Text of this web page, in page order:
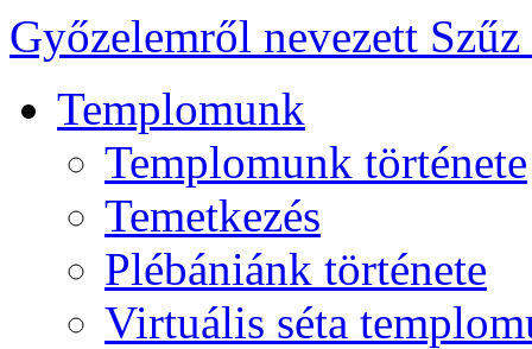
Győzelemről nevezett
Templomunk
Templomunk története
Temetkezés
Plébániánk története
Virtuális séta